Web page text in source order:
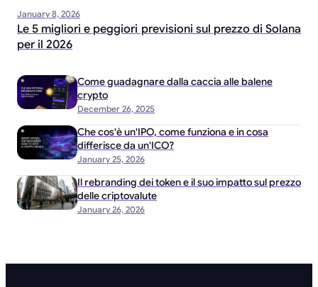
January 8, 2026
Le 5 migliori e peggiori previsioni sul prezzo di Solana
per il 2026
December 26, 2025
Come guadagnare dalla caccia alle balene
crypto
January 25, 2026
Che cos'è un'IPO, come funziona e in cosa
differisce da un'ICO?
January 26, 2026
Il rebranding dei token e il suo impatto sul prezzo
delle criptovalute